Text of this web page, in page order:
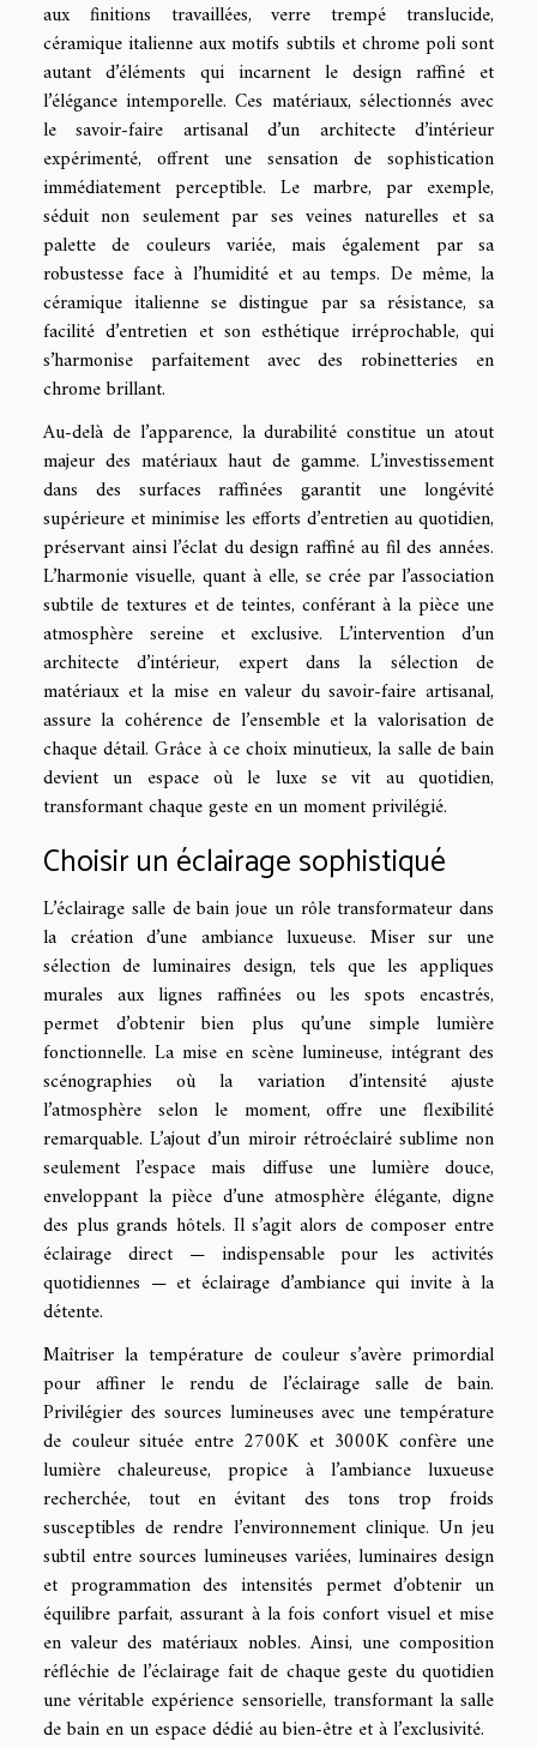
aux finitions travaillées, verre trempé translucide,
céramique italienne aux motifs subtils et chrome poli sont
autant d’éléments qui incarnent le design raffiné et
l’élégance intemporelle. Ces matériaux, sélectionnés avec
le savoir-faire artisanal d’un architecte d’intérieur
expérimenté, offrent une sensation de sophistication
immédiatement perceptible. Le marbre, par exemple,
séduit non seulement par ses veines naturelles et sa
palette de couleurs variée, mais également par sa
robustesse face à l’humidité et au temps. De même, la
céramique italienne se distingue par sa résistance, sa
facilité d’entretien et son esthétique irréprochable, qui
s’harmonise parfaitement avec des robinetteries en
chrome brillant.
Au-delà de l’apparence, la durabilité constitue un atout
majeur des matériaux haut de gamme. L’investissement
dans des surfaces raffinées garantit une longévité
supérieure et minimise les efforts d’entretien au quotidien,
préservant ainsi l’éclat du design raffiné au fil des années.
L’harmonie visuelle, quant à elle, se crée par l’association
subtile de textures et de teintes, conférant à la pièce une
atmosphère sereine et exclusive. L’intervention d’un
architecte d’intérieur, expert dans la sélection de
matériaux et la mise en valeur du savoir-faire artisanal,
assure la cohérence de l’ensemble et la valorisation de
chaque détail. Grâce à ce choix minutieux, la salle de bain
devient un espace où le luxe se vit au quotidien,
transformant chaque geste en un moment privilégié.
Choisir un éclairage sophistiqué
L’éclairage salle de bain joue un rôle transformateur dans
la création d’une ambiance luxueuse. Miser sur une
sélection de luminaires design, tels que les appliques
murales aux lignes raffinées ou les spots encastrés,
permet d’obtenir bien plus qu’une simple lumière
fonctionnelle. La mise en scène lumineuse, intégrant des
scénographies où la variation d’intensité ajuste
l’atmosphère selon le moment, offre une flexibilité
remarquable. L’ajout d’un miroir rétroéclairé sublime non
seulement l’espace mais diffuse une lumière douce,
enveloppant la pièce d’une atmosphère élégante, digne
des plus grands hôtels. Il s’agit alors de composer entre
éclairage direct — indispensable pour les activités
quotidiennes — et éclairage d’ambiance qui invite à la
détente.
Maîtriser la température de couleur s’avère primordial
pour affiner le rendu de l’éclairage salle de bain.
Privilégier des sources lumineuses avec une température
de couleur située entre 2700K et 3000K confère une
lumière chaleureuse, propice à l’ambiance luxueuse
recherchée, tout en évitant des tons trop froids
susceptibles de rendre l’environnement clinique. Un jeu
subtil entre sources lumineuses variées, luminaires design
et programmation des intensités permet d’obtenir un
équilibre parfait, assurant à la fois confort visuel et mise
en valeur des matériaux nobles. Ainsi, une composition
réfléchie de l’éclairage fait de chaque geste du quotidien
une véritable expérience sensorielle, transformant la salle
de bain en un espace dédié au bien-être et à l’exclusivité.